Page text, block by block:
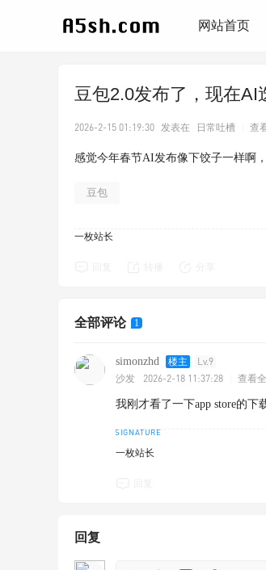
网站首页
豆包2.0发布了，现在AI
2026-2-15 01:19:30 发表在 日常吐槽 查
感觉今年春节AI发布像下饺子一样啊
豆包
一枚站长
全部评论 1
simonzhd 楼主 Lv.9
沙发 2026-2-18 11:37:28 查看
我刚才看了一下app store的下
一枚站长
回复